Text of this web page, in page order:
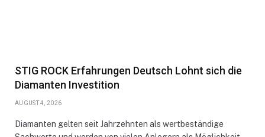
STIG ROCK Erfahrungen Deutsch Lohnt sich die
Diamanten Investition
AUGUST 4, 2026
Diamanten gelten seit Jahrzehnten als wertbeständige